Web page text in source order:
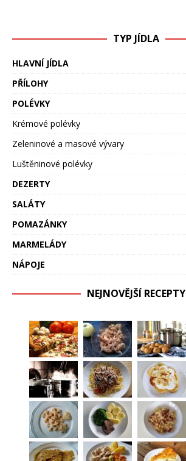
TYP JÍDLA
HLAVNÍ JÍDLA
PŘÍLOHY
POLÉVKY
Krémové polévky
Zeleninové a masové vývary
Luštěninové polévky
DEZERTY
SALÁTY
POMAZÁNKY
MARMELÁDY
NÁPOJE
NEJNOVĚJŠÍ RECEPTY